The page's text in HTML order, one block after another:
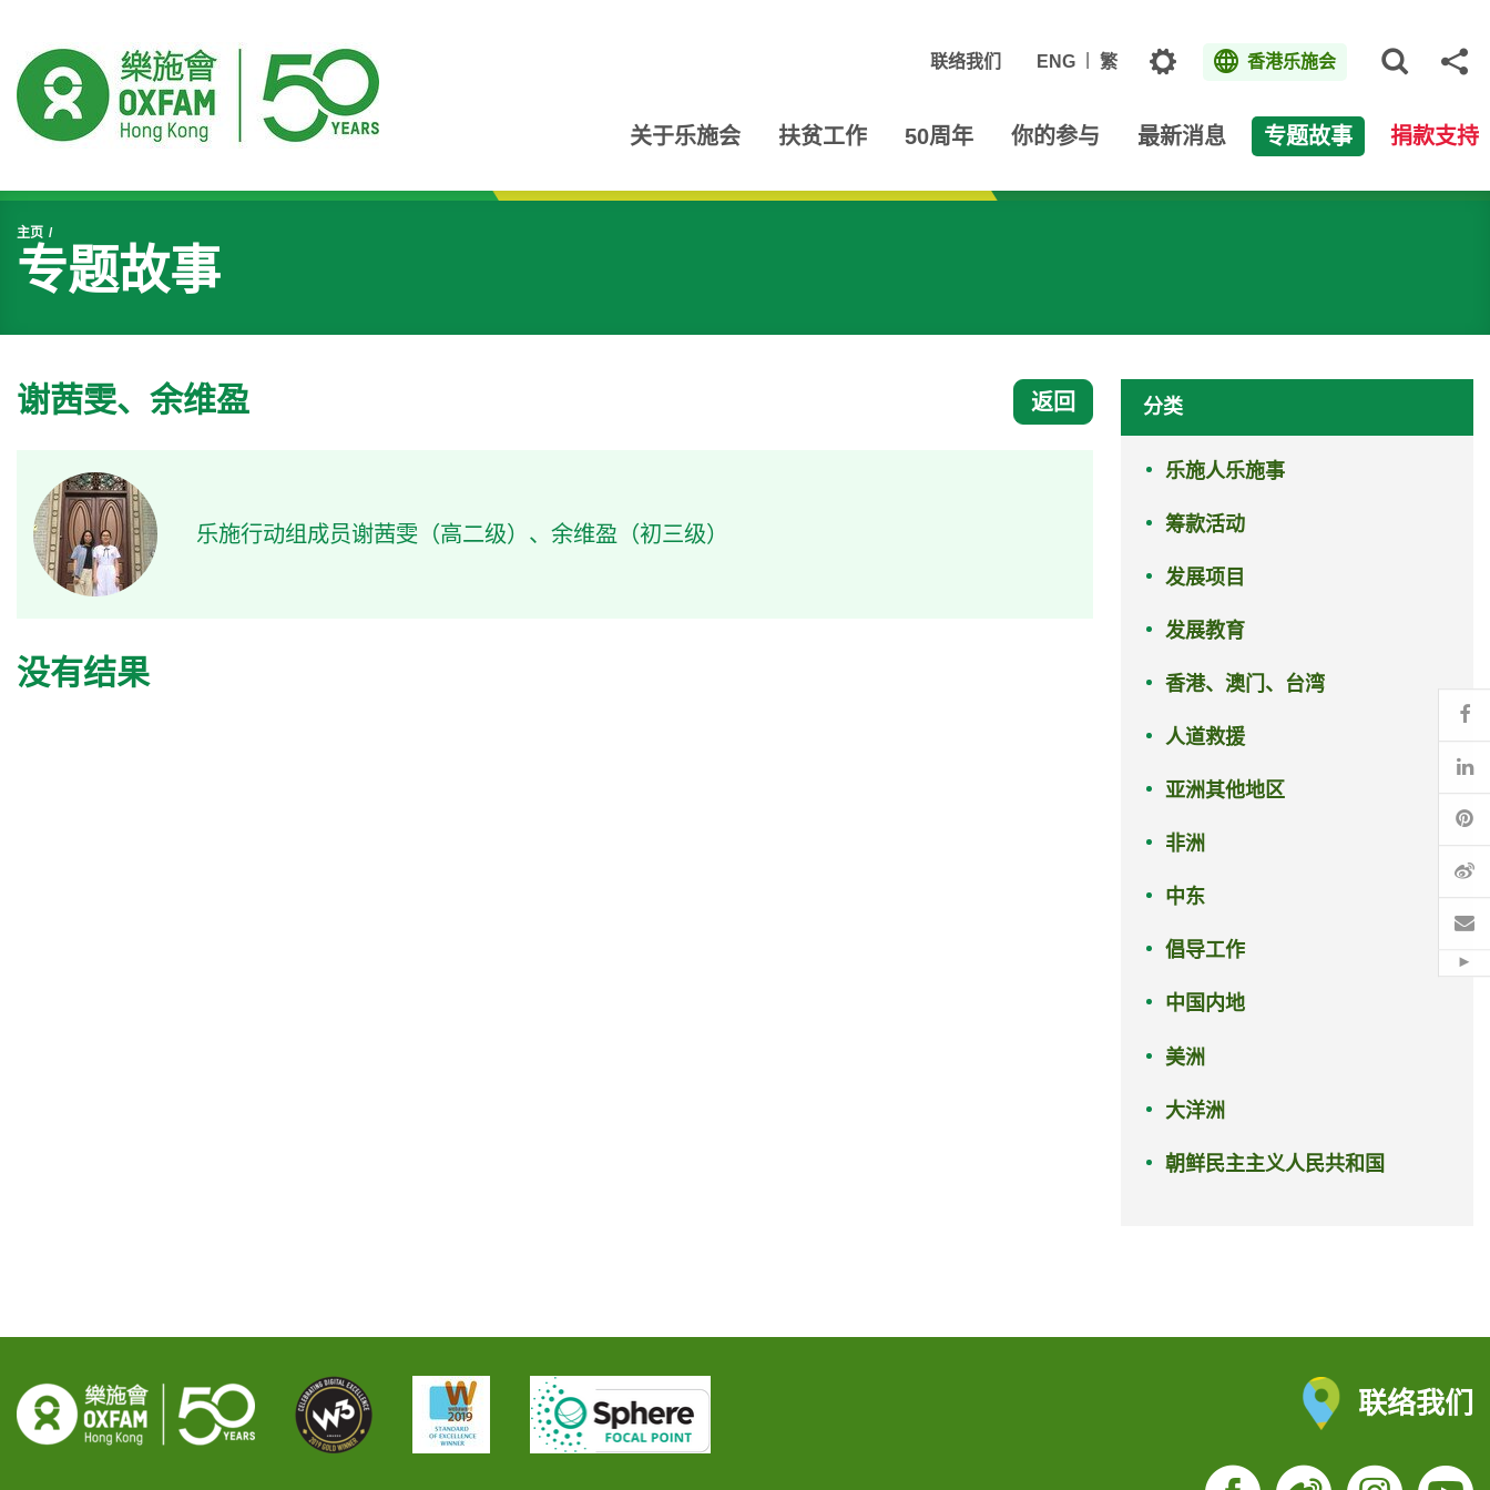
联络我们 ENG 繁 主题 香港乐施会
关于乐施会 扶贫工作 50周年 你的参与 最新消息 专题故事 捐款支持
开始主要内容
主页
专题故事
谢茜雯、余维盈 返回
乐施行动组成员谢茜雯（高二级）、余维盈（初三级）
没有结果
分类
乐施人乐施事
筹款活动
发展项目
发展教育
香港、澳门、台湾
人道救援
亚洲其他地区
非洲
中东
倡导工作
中国内地
美洲
大洋洲
朝鲜民主主义人民共和国
联络我们